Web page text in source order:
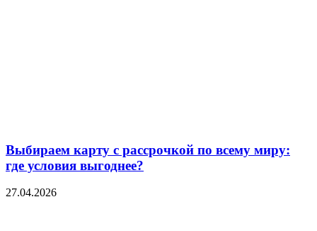
Выбираем карту с рассрочкой по всему миру:
где условия выгоднее?
27.04.2026